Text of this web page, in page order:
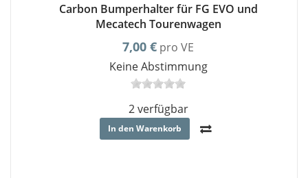
Carbon Bumperhalter für FG EVO und
Mecatech Tourenwagen
7,00 € pro VE
Keine Abstimmung
2 verfügbar
In den Warenkorb